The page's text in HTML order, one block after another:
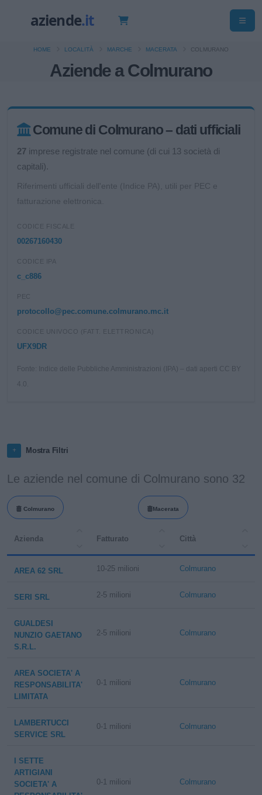
Aziende a Colmurano
HOME LOCALITÀ MARCHE MACERATA COLMURANO
Comune di Colmurano – dati ufficiali
27 imprese registrate nel comune (di cui 13 società di
capitali).
Riferimenti ufficiali dell'ente (Indice PA), utili per PEC e
fatturazione elettronica.
CODICE FISCALE
00267160430
CODICE IPA
c_c886
PEC
protocollo@pec.comune.colmurano.mc.it
CODICE UNIVOCO (FATT. ELETTRONICA)
UFX9DR
Fonte: Indice delle Pubbliche Amministrazioni (IPA) – dati aperti CC BY
Mostra Filtri
Le aziende nel comune di Colmurano sono 32
Colmurano Macerata
Azienda Fatturato Città
AREA 62 SRL 10-25 milioni Colmurano
SERI SRL 2-5 milioni Colmurano
GUALDESI
NUNZIO GAETANO
S.R.L.
2-5 milioni Colmurano
AREA SOCIETA' A
RESPONSABILITA'
LIMITATA
0-1 milioni Colmurano
LAMBERTUCCI
SERVICE SRL
0-1 milioni Colmurano
I SETTE
ARTIGIANI
SOCIETA' A
0-1 milioni Colmurano